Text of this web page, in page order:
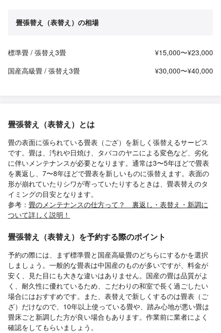
畳張替え（表替え）の相場
標準畳 / 張替え3畳
¥15,000〜¥23,000
国産高級畳 / 張替え3畳
¥30,000〜¥40,000
畳張替え（表替え）とは
畳の表面に張られている畳表（ござ）を新しく張替えるサービス
です。畳は、汚れや日焼け、タバコのヤニによる変色など、劣化
に伴いメンテナンスが必要となります。通常は3〜5年ほどで畳表
を裏返し、7〜8年ほどで畳表を新しいものに張替えます。表面の
形が崩れていたりシワが寄っていたりするときは、畳表替えのタ
イミングの目安となります。
参考： 畳のメンテナンスの仕方って？ 裏返し・表替え・新調に
ついて詳しく説明！
畳張替え（表替え）を予約する際のポイント
予約の際には、まず標準畳と国産高級畳のどちらにするかを選択
しましょう。一般的な畳表は中国産のものが多いですが、料金が
安く、見た目にも大きな違いはありません。国産の畳は品質がよ
く、耐久性に優れているため、こだわりの和室で長く過ごしたい
場合にはおすすめです。また、表替えで新しくするのは畳表（ご
ざ）だけなので、10年以上使っている畳や、踏み心地が悪い畳は
畳床ごと新調した方が良い場合もあります。作業前に業者によく
確認をしてもらいましょう。